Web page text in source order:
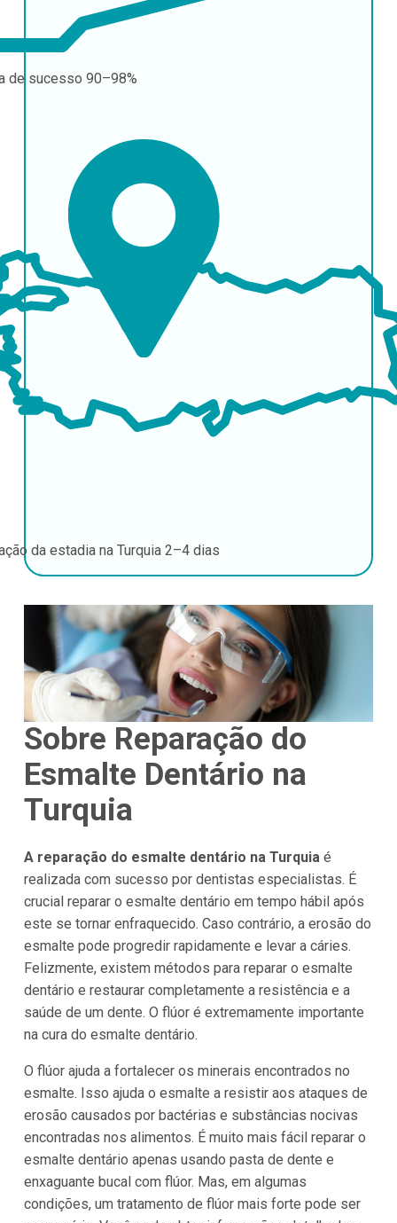
de sucesso 90–98%
da estadia na Turquia 2–4 dias
Sobre Reparação do
Esmalte Dentário na
Turquia
A reparação do esmalte dentário na Turquiaé
realizada com sucesso por dentistas especialistas. É
crucial reparar o esmalte dentário em tempo hábil após
este se tornar enfraquecido. Caso contrário, a erosão do
esmalte pode progredir rapidamente e levar a cáries.
Felizmente, existem métodos para reparar o esmalte
dentário e restaurar completamente a resistência e a
saúde de um dente. O flúor é extremamente importante
na cura do esmalte dentário.
O flúor ajuda a fortalecer os minerais encontrados no
esmalte. Isso ajuda o esmalte a resistir aos ataques de
erosão causados por bactérias e substâncias nocivas
encontradas nos alimentos. É muito mais fácil reparar o
esmalte dentário apenas usando pasta de dente e
enxaguante bucal com flúor. Mas, em algumas
condições, um tratamento de flúor mais forte pode ser